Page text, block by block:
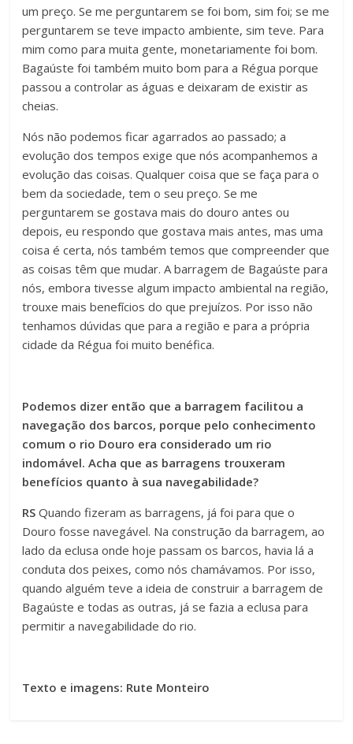
um preço. Se me perguntarem se foi bom, sim foi; se me
perguntarem se teve impacto ambiente, sim teve. Para
mim como para muita gente, monetariamente foi bom.
Bagaúste foi também muito bom para a Régua porque
passou a controlar as águas e deixaram de existir as
cheias.
Nós não podemos ficar agarrados ao passado; a
evolução dos tempos exige que nós acompanhemos a
evolução das coisas. Qualquer coisa que se faça para o
bem da sociedade, tem o seu preço. Se me
perguntarem se gostava mais do douro antes ou
depois, eu respondo que gostava mais antes, mas uma
coisa é certa, nós também temos que compreender que
as coisas têm que mudar. A barragem de Bagaúste para
nós, embora tivesse algum impacto ambiental na região,
trouxe mais benefícios do que prejuízos. Por isso não
tenhamos dúvidas que para a região e para a própria
cidade da Régua foi muito benéfica.
Podemos dizer então que a barragem facilitou a
navegação dos barcos, porque pelo conhecimento
comum o rio Douro era considerado um rio
indomável. Acha que as barragens trouxeram
benefícios quanto à sua navegabilidade?
RSQuando fizeram as barragens, já foi para que o
Douro fosse navegável. Na construção da barragem, ao
lado da eclusa onde hoje passam os barcos, havia lá a
conduta dos peixes, como nós chamávamos. Por isso,
quando alguém teve a ideia de construir a barragem de
Bagaúste e todas as outras, já se fazia a eclusa para
permitir a navegabilidade do rio.
Texto e imagens: Rute Monteiro